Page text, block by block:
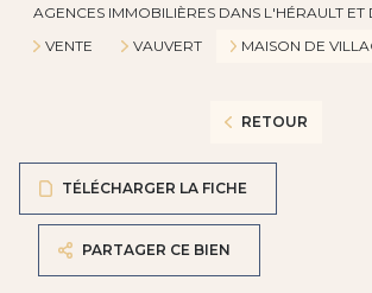
AGENCES IMMOBILIÈRES DANS L'HÉRAULT ET
VENTE
VAUVERT MAISON DE
RETOUR
TÉLÉCHARGER LA FICHE
PARTAGER CE BIEN